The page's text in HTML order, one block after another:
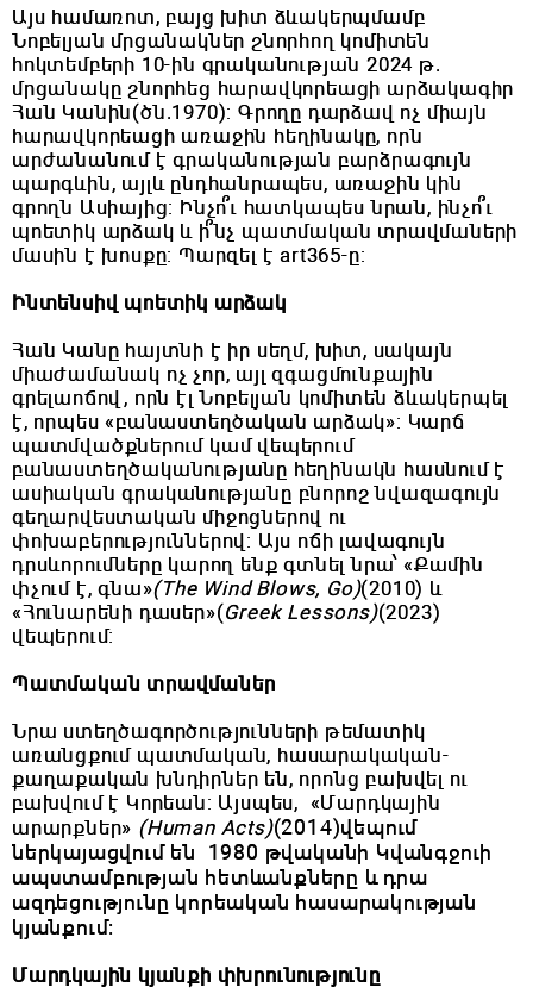
Այս համառոտ, բայց խիտ ձևակերպմամբ
Նոբելյան մրցանակներ շնորհող կոմիտեն
հոկտեմբերի 10-ին գրականության 2024 թ.
մրցանակը շնորհեց հարավկորեացի արձակագիր
Հան Կանին(ծն.1970): Գրողը դարձավ ոչ միայն
հարավկորեացի առաջին հեղինակը, որն
արժանանում է գրականության բարձրագույն
պարգևին, այլև ընդհանրապես, առաջին կին
գրողն Ասիայից: Ինչո՞ւ հատկապես նրան, ինչո՞ւ
պոետիկ արձակ և ի՞նչ պատմական տրավմաների
մասին է խոսքը: Պարզել է art365-ը:
Ինտենսիվ պոետիկ արձակ
Հան Կանը հայտնի է իր սեղմ, խիտ, սակայն
միաժամանակ ոչ չոր, այլ զգացմունքային
գրելաոճով, որն էլ Նոբելյան կոմիտեն ձևակերպել
է, որպես «բանաստեղծական արձակ»: Կարճ
պատմվածքներում կամ վեպերում
բանաստեղծականությանը հեղինակն հասնում է
ասիական գրականությանը բնորոշ նվազագույն
գեղարվեստական միջոցներով ու
փոխաբերություններով: Այս ոճի լավագույն
դրսևորումները կարող ենք գտնել նրա՝ «Քամին
փչում է, գնա»(The Wind Blows, Go)(2010) և
«Հունարենի դասեր»(Greek Lessons)(2023)
վեպերում:
Պատմական տրավմաներ
Նրա ստեղծագործությունների թեմատիկ
առանցքում պատմական, հասարակական-
քաղաքական խնդիրներ են, որոնց բախվել ու
բախվում է Կորեան: Այսպես, «Մարդկային
արարքներ» (Human Acts)(2014)վեպում
ներկայացվում են 1980 թվականի Կվանգջուի
ապստամբության հետևանքները և դրա
ազդեցությունը կորեական հասարակության
կյանքում: ​
Մարդկային կյանքի փխրունությունը